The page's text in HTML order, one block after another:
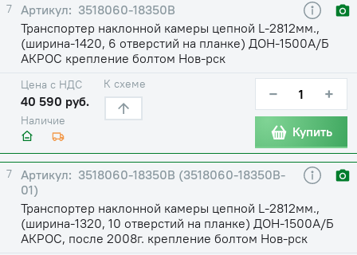
7
3518060-18350В
Транспортер наклонной камеры цепной L-2812мм.,
(ширина-1420, 6 отверстий на планке) ДОН-1500А/Б
АКРОС крепление болтом Нов-рск
Наличие
Цена с НДС
40 590 руб.
К схеме − +
Купить
7
3518060-18350В (3518060-18350В-
01)
Транспортер наклонной камеры цепной L-2812мм.,
(ширина-1320, 10 отверстий на планке) ДОН-1500А/Б
АКРОС, после 2008г. крепление болтом Нов-рск